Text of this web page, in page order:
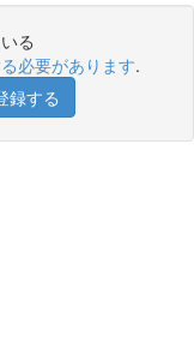
る
必要があります.
録する